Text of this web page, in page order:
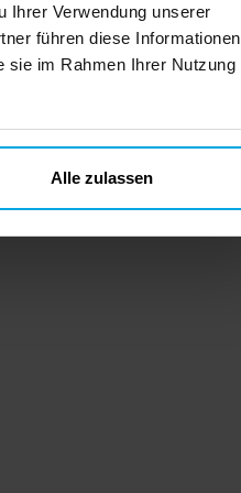
Ihrer Verwendung unserer
führen diese Informationen
sie im Rahmen Ihrer Nutzung
Alle zulassen